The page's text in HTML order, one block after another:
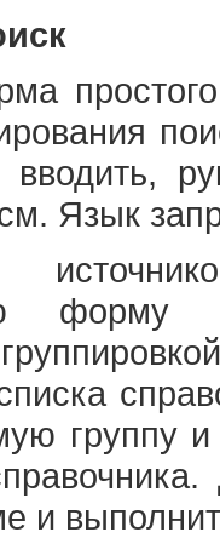
Язык
форму
группу и
и